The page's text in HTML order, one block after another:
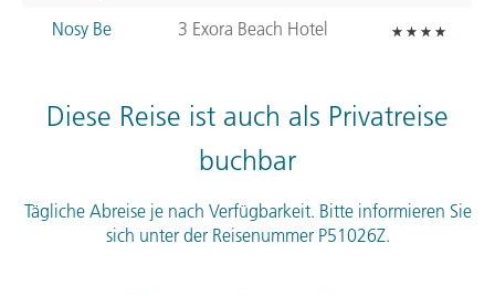
Nosy Be
3 Exora Beach Hotel
Diese Reise ist auch als Privatreise
buchbar
Tägliche Abreise je nach Verfügbarkeit. Bitte informieren Sie
sich unter der Reisenummer P51026Z.